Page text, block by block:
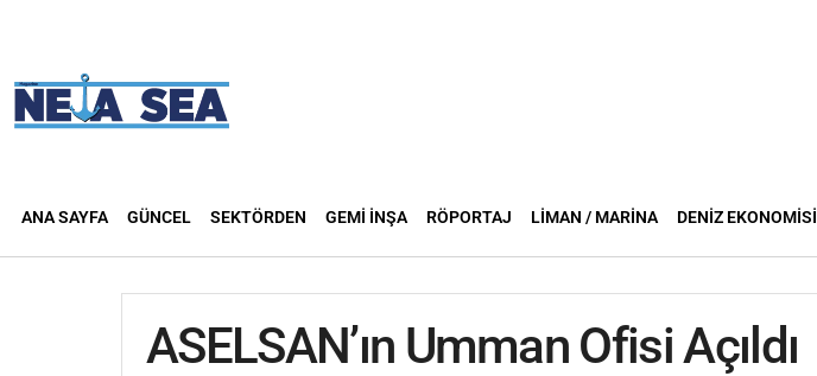
ANA SAYFA GÜNCEL SEKTÖRDEN GEMI İNŞA RÖPORTAJ LIMAN / MARINA DENIZ EKONOMISI
ASELSAN’ın Umman Ofisi Açıldı